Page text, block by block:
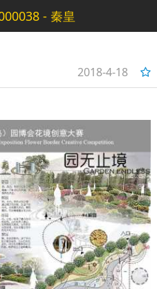
- 秦皇
大赛
2018-4-18
23:20:26